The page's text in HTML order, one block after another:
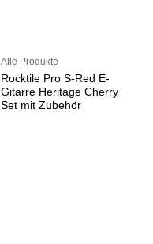
Alle Produkte
Rocktile Pro S-Red E-
Gitarre Heritage Cherry
Set mit Zubehör